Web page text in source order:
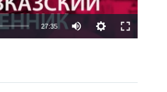
27:35